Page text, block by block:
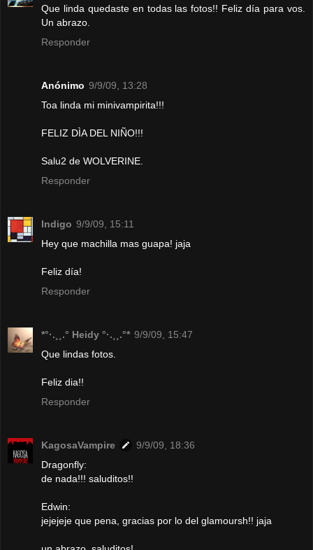
Que linda quedaste en todas las fotos!! Feliz día para vos.
Un abrazo.
Responder
Anónimo 9/9/09, 13:28
Toa linda mi minivampirita!!!
FELIZ DÌA DEL NIÑO!!!
Salu2 de WOLVERINE.
Responder
Indigo 9/9/09, 15:11
Hey que machilla mas guapa! jaja
Feliz día!
Responder
*°·.¸¸.° Heidy °·.¸¸.°* 9/9/09, 15:47
Que lindas fotos.
Feliz dia!!
Responder
KagosaVampire
9/9/09, 18:36
Dragonfly:
de nada!!! saluditos!!
Edwin:
jejejeje que pena, gracias por lo del glamoursh!! jaja